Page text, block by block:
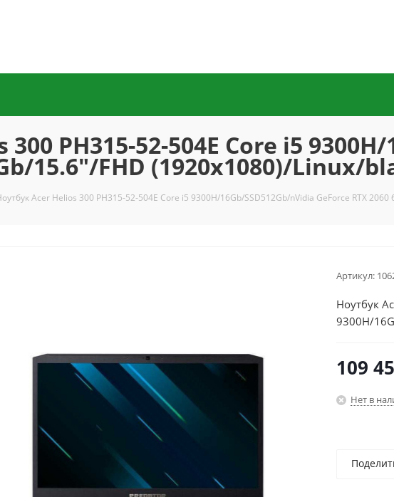
PH315-52-504E Core i5
15.6"/FHD (1920x1080)/Linux/
Acer Helios 300 PH315-52-504E Core i5 9300H/16Gb/SSD512Gb/nVidia GeForce RTX
Артикул:
Ноутбук
9300H/
109
Нет в